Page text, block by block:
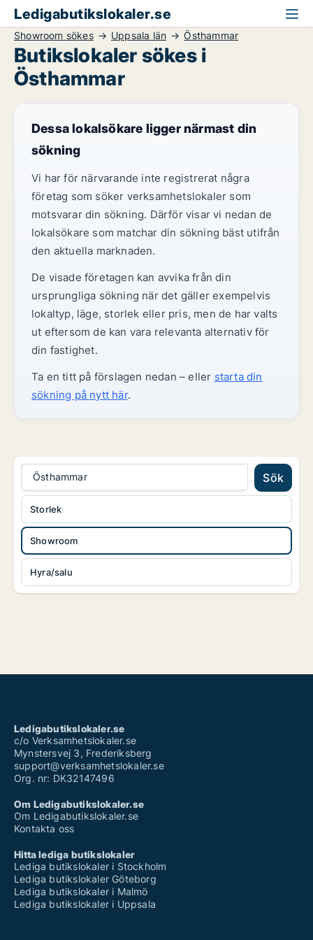
Ledigabutikslokaler.se
Showroom sökes Uppsala län Östhammar
Butikslokaler sökes i
Östhammar
Dessa lokalsökare ligger närmast din
sökning
Vi har för närvarande inte registrerat några
företag som söker verksamhetslokaler som
motsvarar din sökning. Därför visar vi nedan de
lokalsökare som matchar din sökning bäst utifrån
den aktuella marknaden.
De visade företagen kan avvika från din
ursprungliga sökning när det gäller exempelvis
lokaltyp, läge, storlek eller pris, men de har valts
ut eftersom de kan vara relevanta alternativ för
din fastighet.
Ta en titt på förslagen nedan – eller starta din
sökning på nytt här.
Östhammar Sök
Showroom
Hyra/salu
Storlek
Ledigabutikslokaler.se
c/o Verksamhetslokaler.se
Mynstersvej 3, Frederiksberg
support@verksamhetslokaler.se
Org. nr: DK32147496
Om Ledigabutikslokaler.se
Om Ledigabutikslokaler.se
Kontakta oss
Hitta lediga butikslokaler
Lediga butikslokaler i Stockholm
Lediga butikslokaler Göteborg
Lediga butikslokaler i Malmö
Lediga butikslokaler i Uppsala